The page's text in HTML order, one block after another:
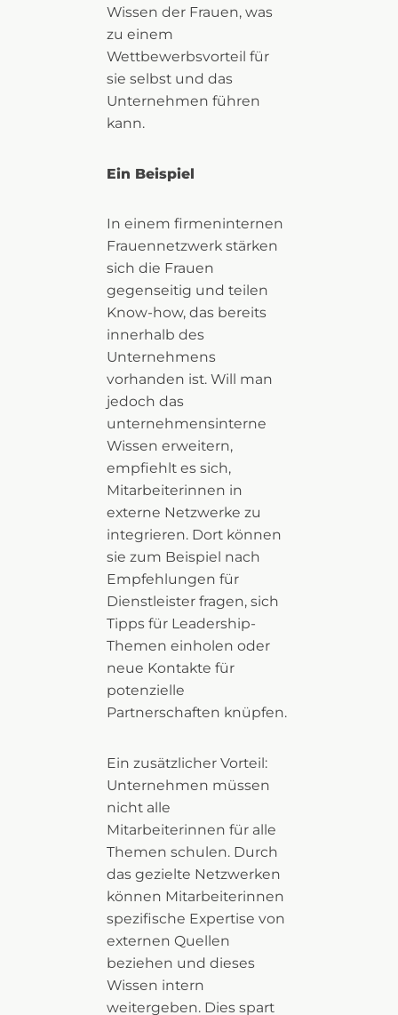
Wissen der Frauen, was
zu einem
Wettbewerbsvorteil für
sie selbst und das
Unternehmen führen
kann.
Ein Beispiel
In einem firmeninternen
Frauennetzwerk stärken
sich die Frauen
gegenseitig und teilen
Know-how, das bereits
innerhalb des
Unternehmens
vorhanden ist. Will man
jedoch das
unternehmensinterne
Wissen erweitern,
empfiehlt es sich,
Mitarbeiterinnen in
externe Netzwerke zu
integrieren. Dort können
sie zum Beispiel nach
Empfehlungen für
Dienstleister fragen, sich
Tipps für Leadership-
Themen einholen oder
neue Kontakte für
potenzielle
Partnerschaften knüpfen.
Ein zusätzlicher Vorteil:
Unternehmen müssen
nicht alle
Mitarbeiterinnen für alle
Themen schulen. Durch
das gezielte Netzwerken
können Mitarbeiterinnen
spezifische Expertise von
externen Quellen
beziehen und dieses
Wissen intern
weitergeben. Dies spart